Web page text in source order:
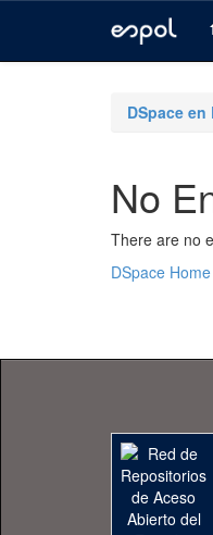
DSpace en
No
There are no
DSpace Home